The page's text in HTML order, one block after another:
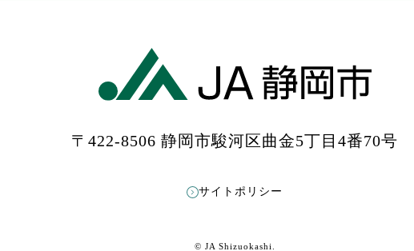
〒422-8506 静岡市駿河区曲金5丁目4番70号
サイトポリシー
© JA Shizuokashi.